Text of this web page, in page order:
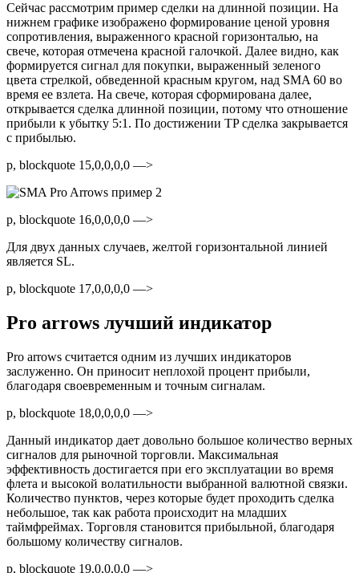
Сейчас рассмотрим пример сделки на длинной позиции. На
нижнем графике изображено формирование ценой уровня
сопротивления, выраженного красной горизонталью, на
свече, которая отмечена красной галочкой. Далее видно, как
формируется сигнал для покупки, выраженный зеленого
цвета стрелкой, обведенной красным кругом, над SMA 60 во
время ее взлета. На свече, которая сформирована далее,
открывается сделка длинной позиции, потому что отношение
прибыли к убытку 5:1. По достижении TP сделка закрывается
с прибылью.
p, blockquote 15,0,0,0,0 —>
p, blockquote 16,0,0,0,0 —>
Для двух данных случаев, желтой горизонтальной линией
является SL.
p, blockquote 17,0,0,0,0 —>
Pro arrows лучший индикатор
Pro arrows считается одним из лучших индикаторов
заслуженно. Он приносит неплохой процент прибыли,
благодаря своевременным и точным сигналам.
p, blockquote 18,0,0,0,0 —>
Данный индикатор дает довольно большое количество верных
сигналов для рыночной торговли. Максимальная
эффективность достигается при его эксплуатации во время
флета и высокой волатильности выбранной валютной связки.
Количество пунктов, через которые будет проходить сделка
небольшое, так как работа происходит на младших
таймфреймах. Торговля становится прибыльной, благодаря
большому количеству сигналов.
p, blockquote 19,0,0,0,0 —>